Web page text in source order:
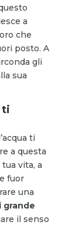
a
che
posto. A
gli
sua
ti
ti
a questa
vita, a
fuor
una
grande
il senso